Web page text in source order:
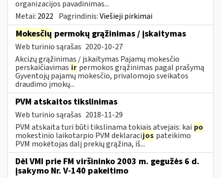
organizacijos pavadinimas...
Metai: 2022 Pagrindinis:Viešieji pirkimai
Mokesčių permokų grąžinimas / įskaitymas
Web turinio sąrašas 2020-10-27
Akcizų grąžinimas / įskaitymas Pajamų mokesčio
perskaičiavimas ir permokos grąžinimas pagal prašymą
Gyventojų pajamų mokesčio, privalomojo sveikatos
draudimo įmokų...
PVM atskaitos tikslinimas
Web turinio sąrašas 2018-11-29
PVM atskaita turi būti tikslinama tokiais atvejais: kai po
mokestinio laikotarpio PVM deklaracijos pateikimo
PVM mokėtojas dalį prekių grąžina, iš...
Dėl VMI prie FM viršininko 2003 m. gegužės 6 d.
įsakymo Nr. V-140 pakeitimo